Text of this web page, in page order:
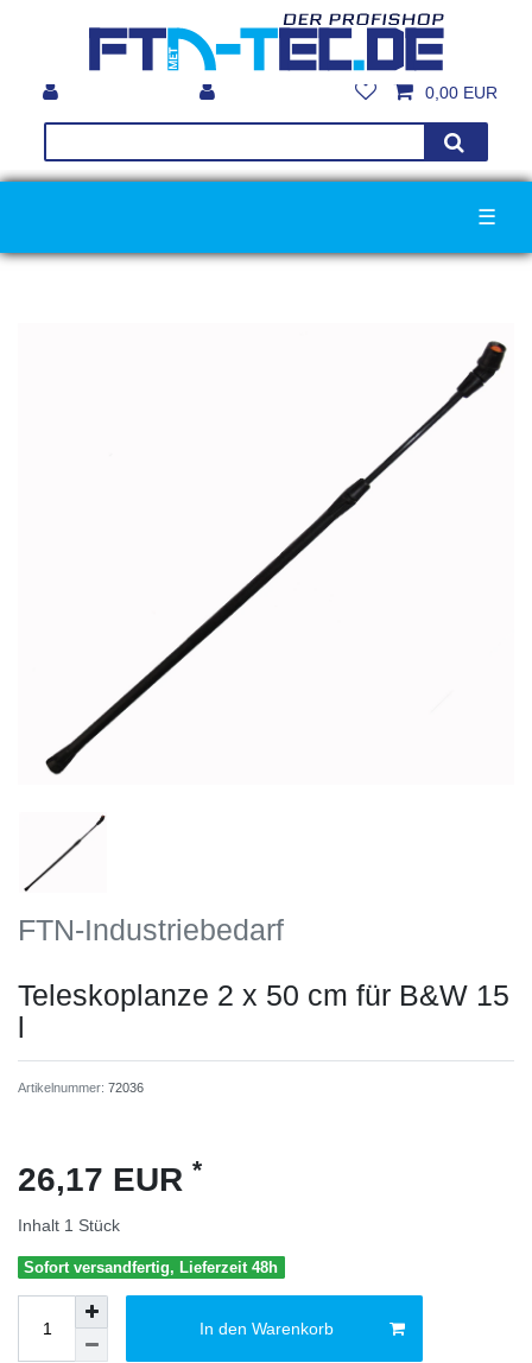
0,00 EUR
☰
FTN-Industriebedarf
Teleskoplanze 2 x 50 cm für B&W 15
l
Artikelnummer: 72036
26,17 EUR *
Inhalt 1 Stück
Sofort versandfertig, Lieferzeit 48h
In den Warenkorb